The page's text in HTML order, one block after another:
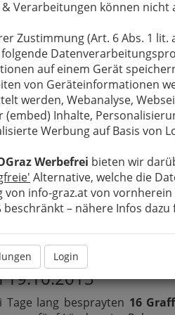
& Verarbeitungen können nicht
Zustimmung (Art. 6 Abs. 1 lit.
auf einem Gerät
von Geräteinformationen
werden, Webanalyse,
(embed) Inhalte,
Werbung auf Basis von
Werbefrei bieten wir
Alternative, welche die
von info-graz.at von
beschränkt – nähere Infos dazu
Login
in der Helmut-List-Halle am
- 001
of the Elements
in der Helmut-
19.10.2013
Tage lang besprayten 16